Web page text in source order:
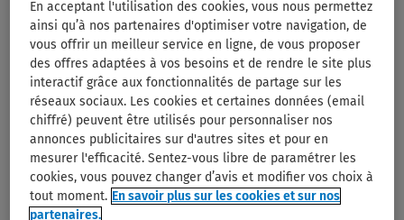
LE SPORT EN HIVER
Comment continuer à faire du
sport l’hiver ?
L’hiver, lestempératures et la durée
d’ensoleillement baissent , difficile de
rester motivé et de continuer à faire
du sport quand il fait froid et nuit.
En acceptant l'utilisation des cookies, vous nous permettez
ainsi qu’à nos partenaires d'optimiser votre navigation, de
vous offrir un meilleur service en ligne, de vous proposer
des offres adaptées à vos besoins et de rendre le site plus
interactif grâce aux fonctionnalités de partage sur les
réseaux sociaux. Les cookies et certaines données (email
chiffré) peuvent être utilisés pour personnaliser nos
annonces publicitaires sur d'autres sites et pour en
mesurer l'efficacité. Sentez-vous libre de paramétrer les
cookies, vous pouvez changer d’avis et modifier vos choix à
tout moment. En savoir plus sur les cookies et sur nos
partenaires.